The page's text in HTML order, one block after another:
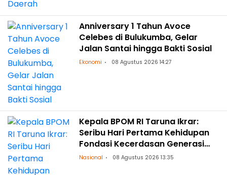
Anniversary 1 Tahun Avoce
Celebes di Bulukumba, Gelar
Jalan Santai hingga Bakti Sosial
Ekonomi 08 Agustus 2026 14:27
Kepala BPOM RI Taruna Ikrar:
Seribu Hari Pertama Kehidupan
Fondasi Kecerdasan Generasi
Masa Depan
Nasional 08 Agustus 2026 13:35